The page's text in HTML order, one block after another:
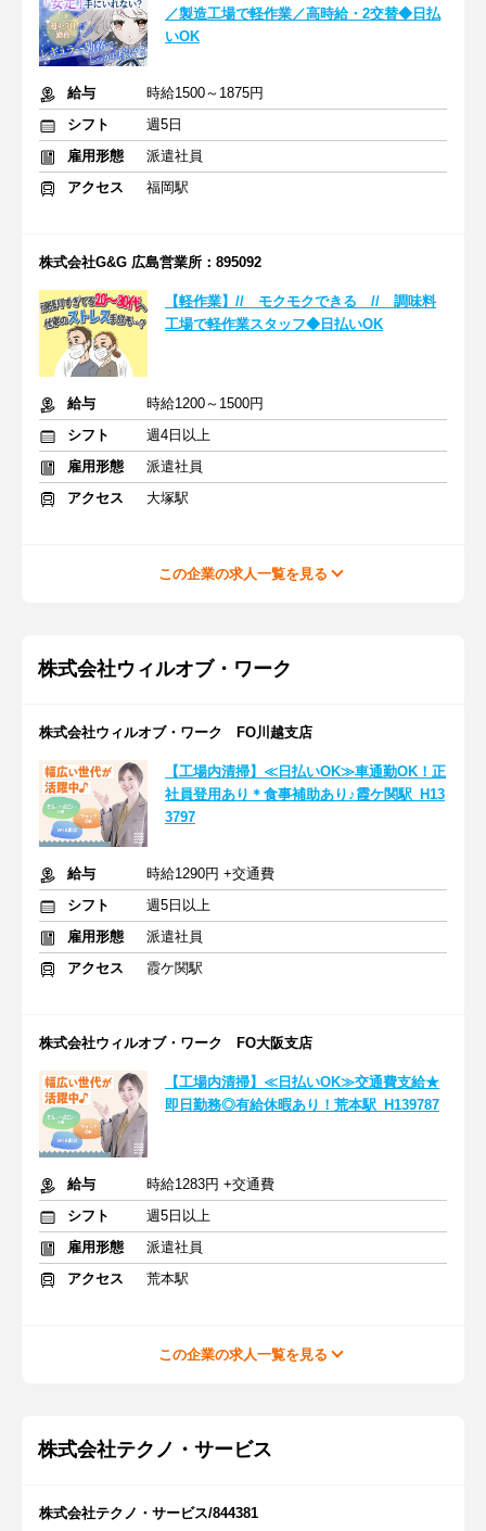
／製造工場で軽作業／高時給・2交替◆日払
いOK
給与
時給1500～1875円
シフト
週5日
雇用形態
派遣社員
アクセス
福岡駅
株式会社G&G 広島営業所：895092
【軽作業】// モクモクできる // 調味料
工場で軽作業スタッフ◆日払いOK
給与
時給1200～1500円
シフト
週4日以上
雇用形態
派遣社員
アクセス
大塚駅
この企業の求人一覧を見る
株式会社ウィルオブ・ワーク
株式会社ウィルオブ・ワーク FO川越支店
【工場内清掃】≪日払いOK≫車通勤OK！正
社員登用あり＊食事補助あり♪霞ケ関駅_H13
3797
給与
時給1290円 +交通費
シフト
週5日以上
雇用形態
派遣社員
アクセス
霞ケ関駅
株式会社ウィルオブ・ワーク FO大阪支店
【工場内清掃】≪日払いOK≫交通費支給★
即日勤務◎有給休暇あり！荒本駅_H139787
給与
時給1283円 +交通費
シフト
週5日以上
雇用形態
派遣社員
アクセス
荒本駅
この企業の求人一覧を見る
株式会社テクノ・サービス
株式会社テクノ・サービス/844381